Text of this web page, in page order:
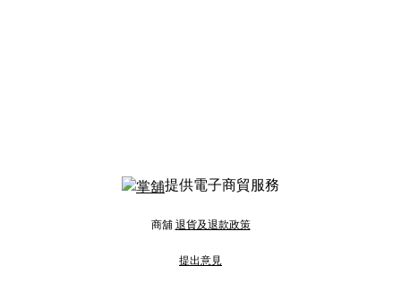
提供電子商貿服務
商舖 退貨及退款政策
提出意見